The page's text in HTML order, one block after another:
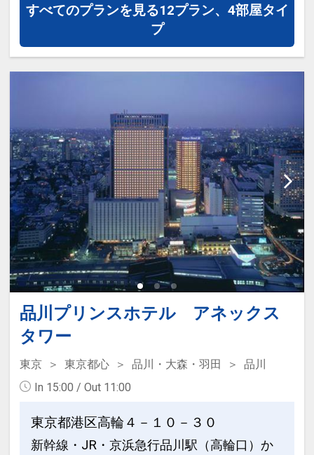
すべてのプランを見る12プラン、4部屋タイ
プ
品川プリンスホテル アネックス
タワー
東京 東京都心 品川・大森・羽田
品川
In 15:00 / Out 11:00
東京都港区高輪４－１０－３０
新幹線・JR・京浜急行品川駅（高輪口）か